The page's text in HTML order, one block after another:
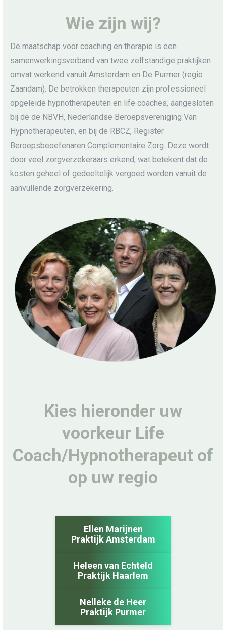
Wie zijn wij?
De maatschap voor coaching en therapie is een
samenwerkingsverband van twee zelfstandige praktijken
omvat werkend vanuit Amsterdam en De Purmer (regio
Zaandam). De betrokken therapeuten zijn professioneel
opgeleide hypnotherapeuten en life coaches, aangesloten
bij de de NBVH, Nederlandse Beroepsvereniging Van
Hypnotherapeuten, en bij de RBCZ, Register
Beroepsbeoefenaren Complementaire Zorg. Deze wordt
door veel zorgverzekeraars erkend, wat betekent dat de
kosten geheel of gedeeltelijk vergoed worden vanuit de
aanvullende zorgverzekering.
Kies hieronder uw
voorkeur Life
Coach/Hypnotherapeut of
op uw regio
Ellen Marijnen
Praktijk Amsterdam
Heleen van Echteld
Praktijk Haarlem
Nelleke de Heer
Praktijk Purmer